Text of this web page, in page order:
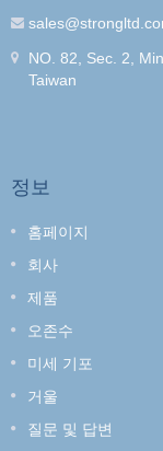
NO. 82, Sec. 2,
Taiwan
정보
홈페이지
회사
제품
오존수
미세 기포
거울
질문 및 답변